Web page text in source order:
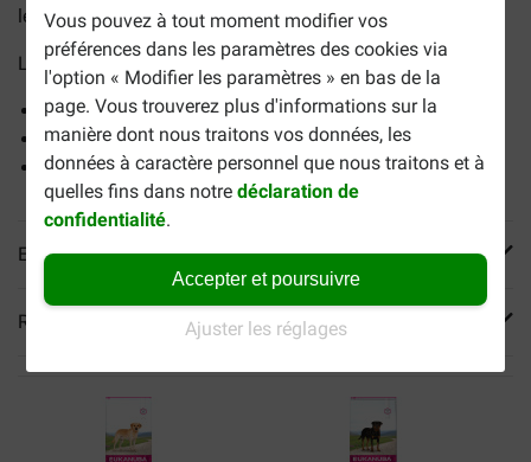
Vous pouvez à tout moment modifier vos
préférences dans les paramètres des cookies via
l'option « Modifier les paramètres » en bas de la
page. Vous trouverez plus d'informations sur la
manière dont nous traitons vos données, les
données à caractère personnel que nous traitons et à
quelles fins dans notredéclaration de
confidentialité.
Accepter et poursuivre
Ajuster les réglages
les Bergers Allemands, ainsi que les Bergers Belges.
Les avantages :
Pour une bonne digestion
Pour une peau et un pelage sains
Pour des os et des articulations solides
En savoir plus
Reviews